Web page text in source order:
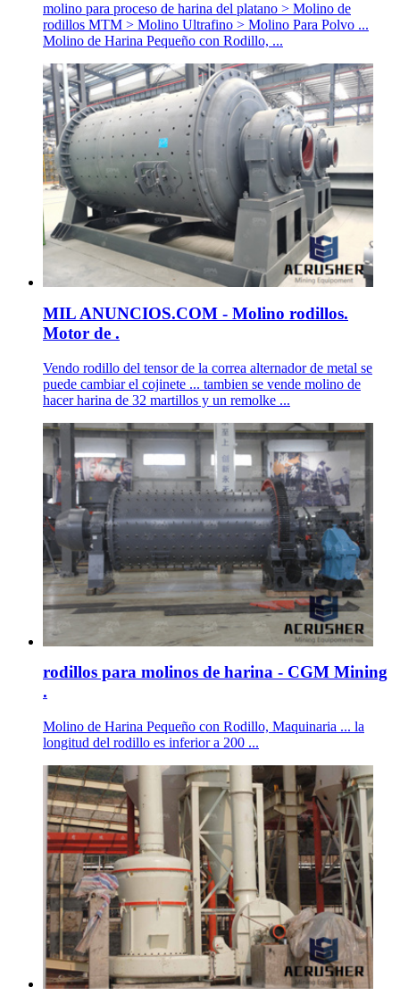
molino para proceso de harina del platano > Molino de
rodillos MTM > Molino Ultrafino > Molino Para Polvo ...
Molino de Harina Pequeño con Rodillo, ...
MIL ANUNCIOS.COM - Molino rodillos.
Motor de .
Vendo rodillo del tensor de la correa alternador de metal se
puede cambiar el cojinete ... tambien se vende molino de
hacer harina de 32 martillos y un remolke ...
rodillos para molinos de harina - CGM Mining
.
Molino de Harina Pequeño con Rodillo, Maquinaria ... la
longitud del rodillo es inferior a 200 ...